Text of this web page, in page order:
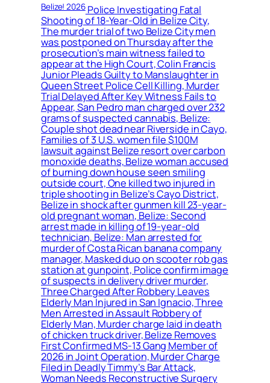
Belize! 2026Police Investigating Fatal
Shooting of 18-Year-Old in Belize City,
The murder trial of two Belize City men
was postponed on Thursday after the
prosecution’s main witness failed to
appear at the High Court, Colin Francis
Junior Pleads Guilty to Manslaughter in
Queen Street Police Cell Killing, Murder
Trial Delayed After Key Witness Fails to
Appear, San Pedro man charged over 232
grams of suspected cannabis, Belize:
Couple shot dead near Riverside in Cayo,
Families of 3 U.S. women file $100M
lawsuit against Belize resort over carbon
monoxide deaths, Belize woman accused
of burning down house seen smiling
outside court, One killed two injured in
triple shooting in Belize’s Cayo District,
Belize in shock after gunmen kill 23-year-
old pregnant woman, Belize: Second
arrest made in killing of 19-year-old
technician, Belize: Man arrested for
murder of Costa Rican banana company
manager, Masked duo on scooter rob gas
station at gunpoint, Police confirm image
of suspects in delivery driver murder,
Three Charged After Robbery Leaves
Elderly Man Injured in San Ignacio, Three
Men Arrested in Assault Robbery of
Elderly Man, Murder charge laid in death
of chicken truck driver, Belize Removes
First Confirmed MS-13 Gang Member of
2026 in Joint Operation, Murder Charge
Filed in Deadly Timmy’s Bar Attack,
Woman Needs Reconstructive Surgery